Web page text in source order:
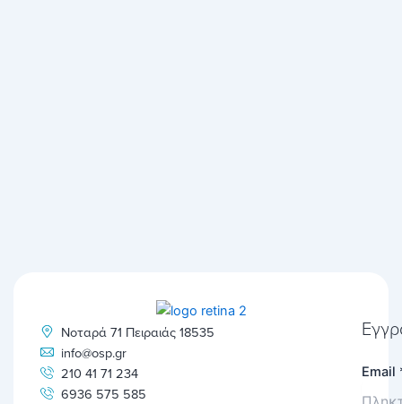
Νοταρά 71 Πειραιάς 18535
info@osp.gr
210 41 71 234
6936 575 585
Email